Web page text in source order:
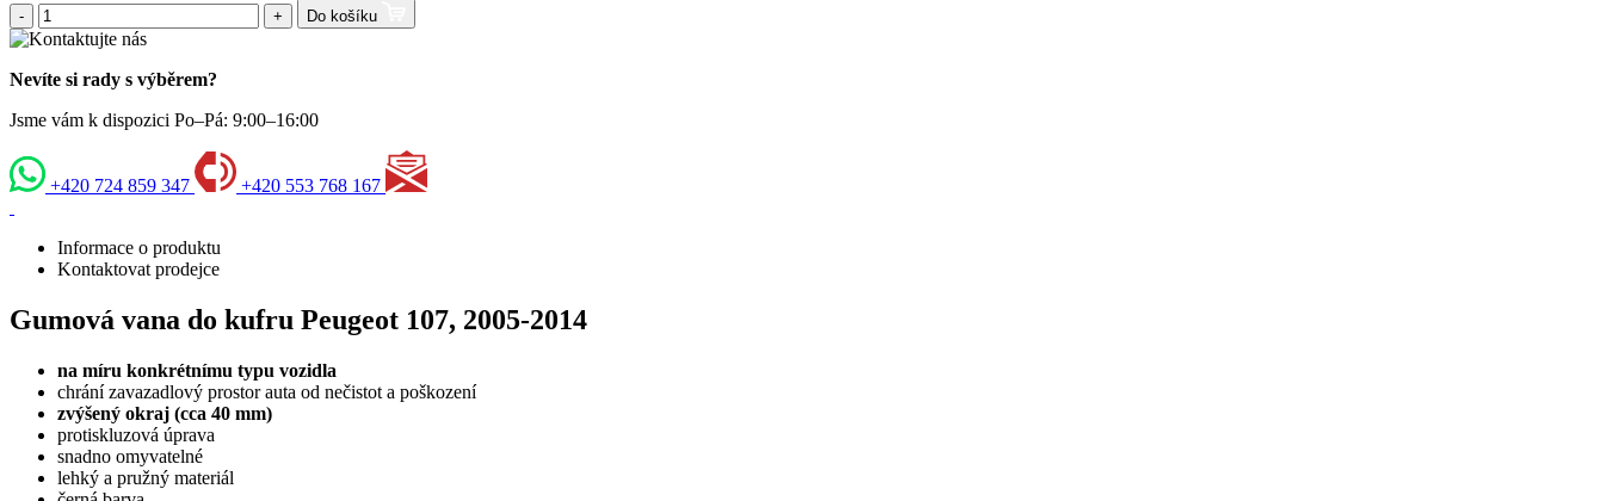
- + Do košíku
Nevíte si rady s výběrem?
Jsme vám k dispozici Po–Pá: 9:00–16:00
+420 724 859 347 +420 553 768 167
Informace o produktu
Kontaktovat prodejce
Gumová vana do kufru Peugeot 107, 2005-2014
na míru konkrétnímu typu vozidla
chrání zavazadlový prostor auta od nečistot a poškození
zvýšený okraj (cca 40 mm)
protiskluzová úprava
snadno omyvatelné
lehký a pružný materiál